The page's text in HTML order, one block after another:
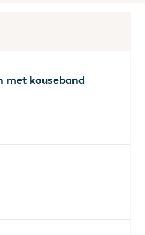
met kouseband